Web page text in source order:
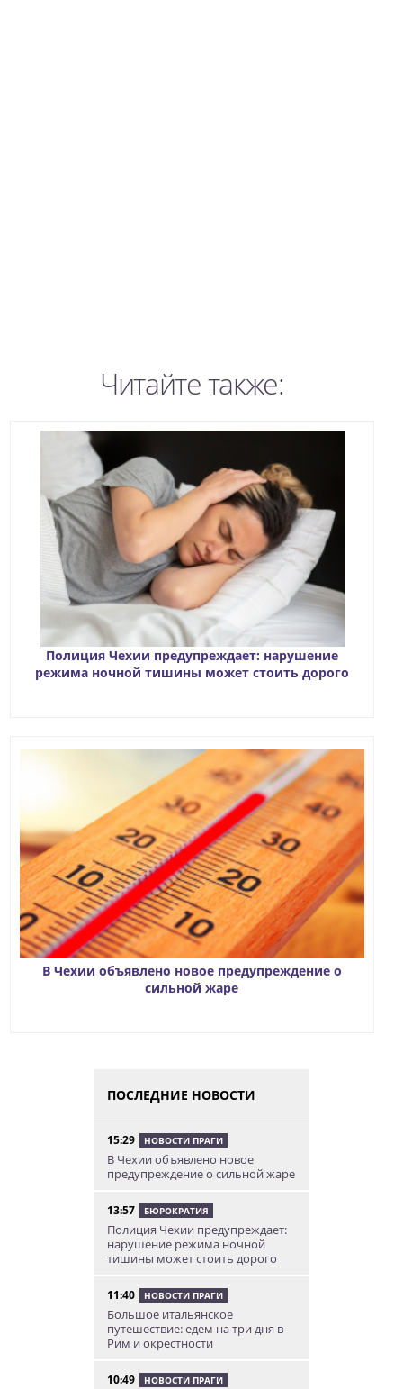
Читайте также:
Полиция Чехии предупреждает: нарушение
режима ночной тишины может стоить дорого
В Чехии объявлено новое предупреждение о
сильной жаре
ПОСЛЕДНИЕ НОВОСТИ
15:29 НОВОСТИ ПРАГИ
В Чехии объявлено новое
предупреждение о сильной жаре
13:57 БЮРОКРАТИЯ
Полиция Чехии предупреждает:
нарушение режима ночной
тишины может стоить дорого
11:40 НОВОСТИ ПРАГИ
Большое итальянское
путешествие: едем на три дня в
Рим и окрестности
10:49 НОВОСТИ ПРАГИ